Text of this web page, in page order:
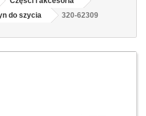
do szycia
320-62309